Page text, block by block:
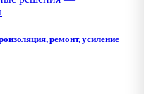
ремонт, усиление